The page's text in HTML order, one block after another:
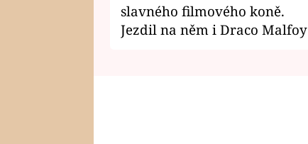
slavného filmového koně.
Jezdil na něm i Draco Malfoy